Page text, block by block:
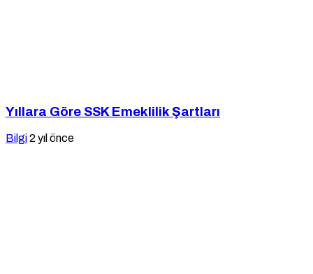
Yıllara Göre SSK Emeklilik Şartları
Bilgi2 yıl önce